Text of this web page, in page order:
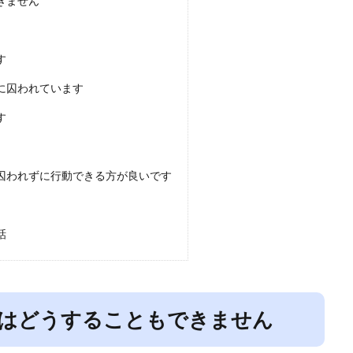
囚われています
れずに行動できる方が良いです
どうすることもできません